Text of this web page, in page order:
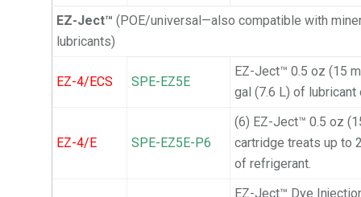
EZ-Ject™ (POE/universal—also compatible with
lubricants)
EZ-4/ECS SPE-EZ5E
EZ-Ject™ 0.5 oz (15
gal (7.6 L) of
EZ-4/E SPE-EZ5E-P6
(6) EZ-Ject™ 0.5 oz
cartridge treats up to
of refrigerant.
EZ-Ject™ Dye